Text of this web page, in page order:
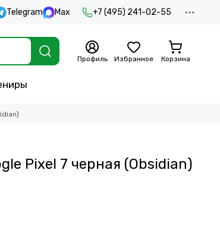
Telegram Max +7 (495) 241-02-55
Профиль Избранное Корзина
Pixel 7 черная (Obsidian)